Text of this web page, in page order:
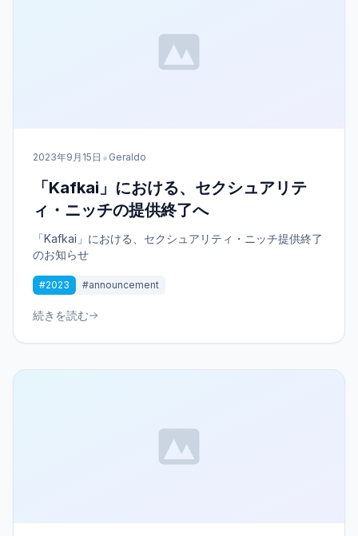
2023年9月15日 • Geraldo
「Kafkai」における、セクシュアリテ
ィ・ニッチの提供終了へ
「Kafkai」における、セクシュアリティ・ニッチ提供終了
のお知らせ
#2023 #announcement
続きを読む